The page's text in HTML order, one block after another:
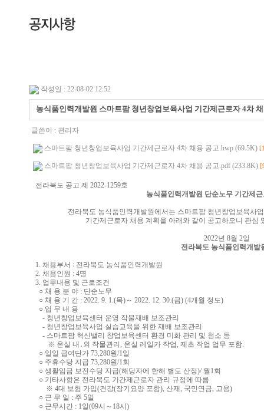
작성일 : 22-08-02 12:52
농식품인력개발원 스마트팜 청년창업보육사업 기간제근로자 4차
글쓴이 : 관리자
스마트팜 청년창업보육사업 기간제근로자 4차 채용 공고.hwp (69.5K)
스마트팜 청년창업보육사업 기간제근로자 4차 채용 공고.pdf (233.8K)
전라북도 공고 제 2022-1259호
농식품인력개발원 단순노무 기간제
전라북도 농식품인력개발원에서는 스마트팜 청년창업보육사
기간제근로자 채용 계획을 아래와 같이 공고하오니 관심
2022년 8월 2일
전라북도 농식품인력개발
1. 채용부서 : 전라북도 농식품인력개발원
2. 채용인원 : 4명
3. 업무내용 및 근로조건
○ 채 용 분 야 : 단순노무
○ 채 용 기 간 : 2022. 9. 1.(목)～ 2022. 12. 30.(금) (4개월 정도)
○ 업 무 내 용
- 청년창업보육센터 운영 작물재배 보조관리
- 청년창업보육사업 실습교육을 위한 재배 보조관리
- 스마트팜 혁신밸리 창업보육센터 환경 미화 관리 및 청소 등
※ 온실 내․외 작물관리, 온실 레일카 작업, 제초 작업 업무 포함.
○ 일일 급여단가 73,280원/1일
○ 주휴수당 지급 73,280원/1회
○ 생활임금 보전수당 지급(해당자에 한해 별도 산정)/ 월1회
○ 기타사항은 전라북도 기간제근로자 관리 규정에 따름
※ 4대 보험 가입(건강(장기요양 포함), 산재, 국민연금, 고용)
○ 근 무 일 : 주 5일
○ 근무시간 : 1일(09시～18시)